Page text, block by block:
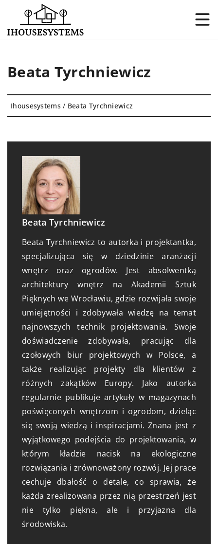
Beata Tyrchniewicz
Ihousesystems / Beata Tyrchniewicz
Beata Tyrchniewicz
Beata Tyrchniewicz to autorka i projektantka,
specjalizująca się w dziedzinie aranżacji
wnętrz oraz ogrodów. Jest absolwentką
architektury wnętrz na Akademii Sztuk
Pięknych we Wrocławiu, gdzie rozwijała swoje
umiejętności i zdobywała wiedzę na temat
najnowszych technik projektowania. Swoje
doświadczenie zdobywała, pracując dla
czołowych biur projektowych w Polsce, a
także realizując projekty dla klientów z
różnych zakątków Europy. Jako autorka
regularnie publikuje artykuły w magazynach
poświęconych wnętrzom i ogrodom, dzieląc
się swoją wiedzą i inspiracjami. Znana jest z
wyjątkowego podejścia do projektowania, w
którym kładzie nacisk na ekologiczne
rozwiązania i zrównoważony rozwój. Jej prace
cechuje dbałość o detale, co sprawia, że
każda zrealizowana przez nią przestrzeń jest
nie tylko piękna, ale i przyjazna dla
środowiska.